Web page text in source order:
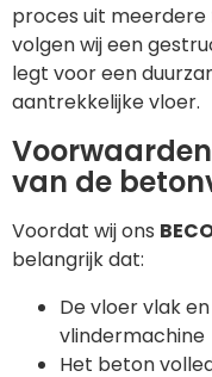
proces uit meerdere
volgen wij een
legt voor een
aantrekkelijke vloer.
van de
Voordat wij ons
belangrijk dat:
De vloer vlak
vlindermachine
Het beton